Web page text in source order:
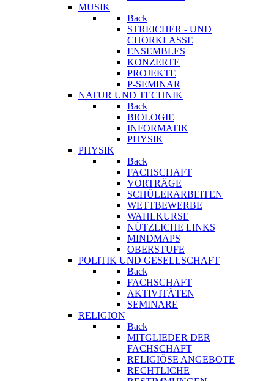
MUSIK
Back
STREICHER - UND
CHORKLASSE
ENSEMBLES
KONZERTE
PROJEKTE
P-SEMINAR
NATUR UND TECHNIK
Back
BIOLOGIE
INFORMATIK
PHYSIK
PHYSIK
Back
FACHSCHAFT
VORTRÄGE
SCHÜLERARBEITEN
WETTBEWERBE
WAHLKURSE
NÜTZLICHE LINKS
MINDMAPS
OBERSTUFE
POLITIK UND GESELLSCHAFT
Back
FACHSCHAFT
AKTIVITÄTEN
SEMINARE
RELIGION
Back
MITGLIEDER DER
FACHSCHAFT
RELIGIÖSE ANGEBOTE
RECHTLICHE